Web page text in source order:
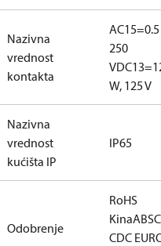
Nazivna
vrednost
kontakta
250
V
W, 125 V
Nazivna
vrednost
kućišta IP
IP65
Odobrenje
RoHS
KinaABS
CDC